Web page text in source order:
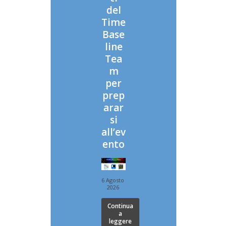
del
Time
Base
line
Tea
m
per
prep
arar
si
all’ev
ento
6 Agosto
2026
Continua
a
leggere